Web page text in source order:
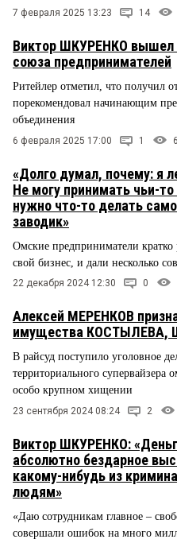
7 февраля 2025 13:23 14
Виктор ШКУРЕНКО вышел
союза предпринимателей
Ритейлер отметил, что получил
порекомендовал начинающим
объединения
6 февраля 2025 17:00 1
«Долго думал, почему: я
Не могу принимать чьи-
нужно что-то делать
заводик»
Омские предприниматели кратко
свой бизнес, и дали несколько
22 декабря 2024 12:30 0
Алексей МЕРЕНКОВ
имущества
В райсуд поступило уголовное
территориального
особо крупном хищении
23 сентября 2024 08:24 2
Виктор ШКУРЕНКО:
абсолютно бездарное
какому-нибудь из
людям»
«Даю сотрудникам главное –
совершали ошибок на много